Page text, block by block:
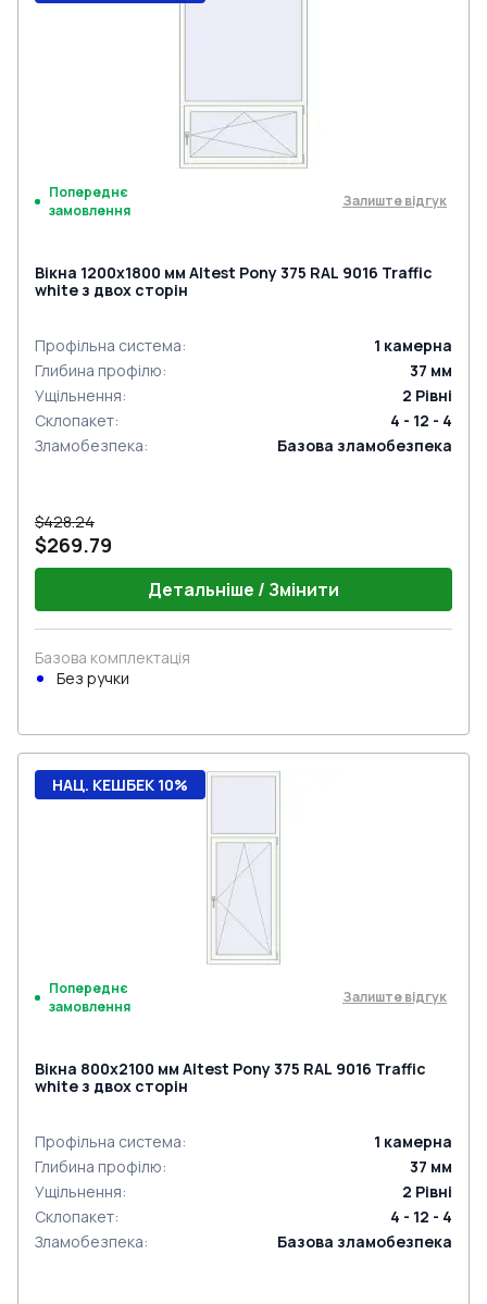
Попереднє
замовлення
Залиште відгук
Вікна 1200x1800 мм Altest Pony 375 RAL 9016 Traffic
white з двох сторін
Профільна система: 1 камерна
Глибина профілю: 37 мм
Ущільнення: 2 Рівні
Склопакет:
4 - 12 - 4
Зламобезпека: Базова зламобезпека
$428.24
$269.79
Детальніше / Змінити
Базова комплектація
Без ручки
НАЦ. КЕШБЕК 10%
Попереднє
замовлення
Залиште відгук
Вікна 800x2100 мм Altest Pony 375 RAL 9016 Traffic
white з двох сторін
Профільна система: 1 камерна
Глибина профілю: 37 мм
Ущільнення: 2 Рівні
Склопакет:
4 - 12 - 4
Зламобезпека: Базова зламобезпека